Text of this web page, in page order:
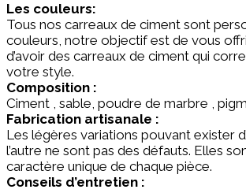
Les couleurs:
Tous nos carreaux de ciment sont
couleurs, notre objectif est de vous
d’avoir des carreaux de ciment qui
votre style.
Composition :
Ciment , sable, poudre de marbre ,
Fabrication artisanale :
Les légères variations pouvant exister
l’autre ne sont pas des défauts. Elles
caractère unique de chaque pièce.
Conseils d’entretien :